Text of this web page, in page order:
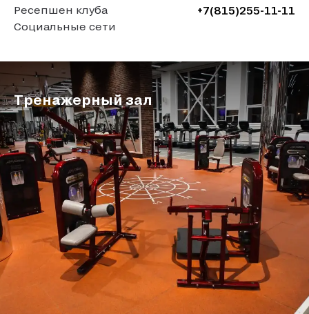
Ресепшен клуба +7(815)255-11-11
Социальные сети
Тренажерный зал